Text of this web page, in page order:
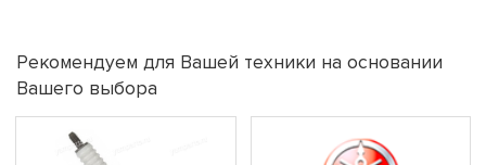
Рекомендуем для Вашей техники на основании
Вашего выбора